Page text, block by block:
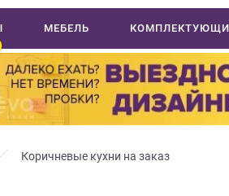
МЕБЕЛЬ
Коричневые кухни на заказ